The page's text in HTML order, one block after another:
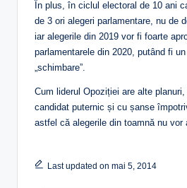
În plus, în ciclul electoral de 10 ani
de 3 ori alegeri parlamentare, nu de
iar alegerile din 2019 vor fi foarte
parlamentarele din 2020, putând fi
„schimbare”.
Cum liderul Opoziției are alte
candidat puternic și cu șanse
astfel că alegerile din toamnă nu vor
Last updated on mai 5, 2014